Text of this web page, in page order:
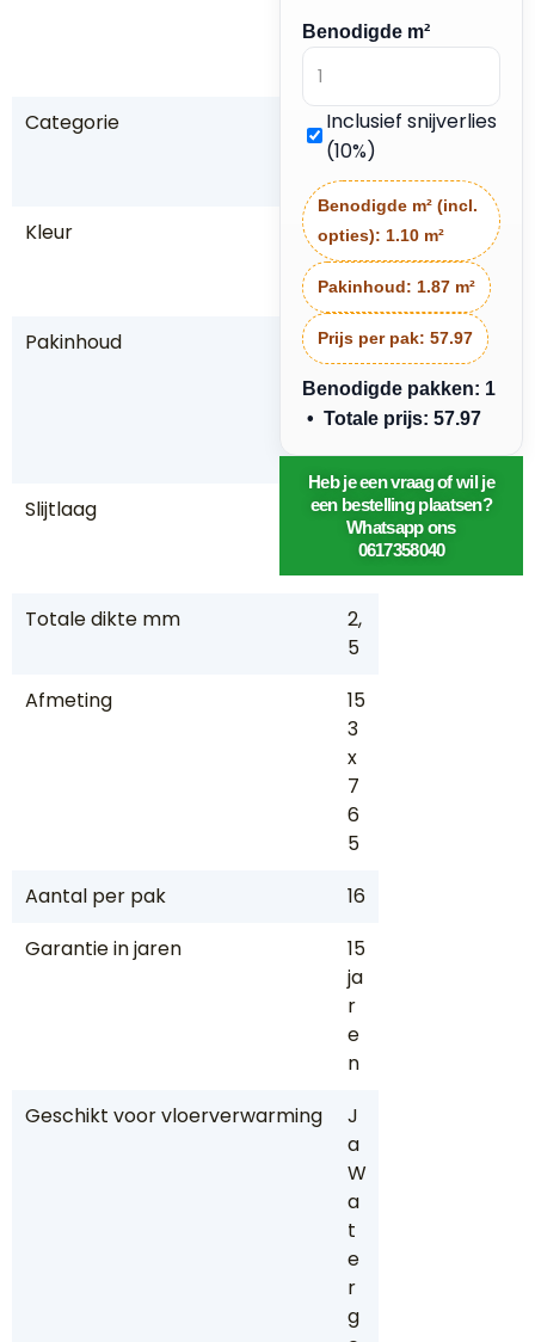
zz
Categorie
P
V
C
Kleur
B
ru
in
Pakinhoud
1,
8
7
m
2
Slijtlaag
0,
5
Totale dikte mm
2,
5
Afmeting
15
3
x
7
6
5
Aantal per pak
16
Garantie in jaren
15
ja
r
e
n
Geschikt voor vloerverwarming
J
a
W
a
t
e
r
g
Benodigde m²
Inclusief snijverlies
(10%)
Benodigde m² (incl.
opties): 1.10 m²
Pakinhoud: 1.87 m²
Prijs per pak: 57.97
Benodigde pakken: 1
• Totale prijs: 57.97
Heb je een vraag of wil je
een bestelling plaatsen?
Whatsapp ons
0617358040